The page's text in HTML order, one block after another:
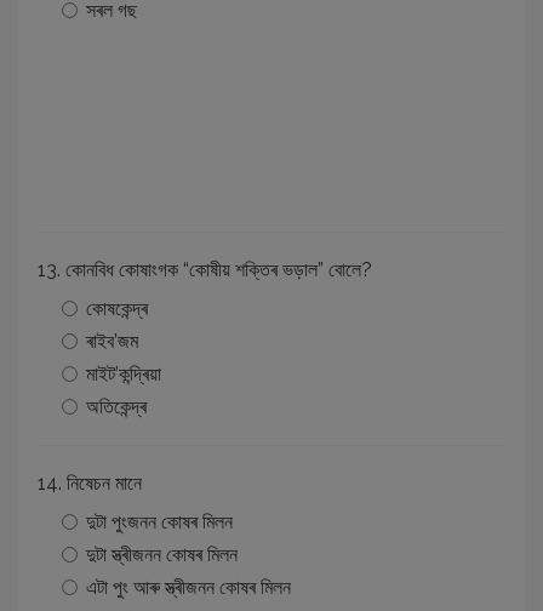
সৰল গছ
13. কোনবিধ কোষাংগক “কোষীয় শক্তিৰ ভড়াল” বোলে?
কোষকেন্দ্ৰ
ৰাইব’জম
মাইট’কন্দ্ৰিয়া
অতিকেন্দ্ৰ
14. নিষেচন মানে
দুটা পুংজনন কোষৰ মিলন
দুটা স্ত্ৰীজনন কোষৰ মিলন
এটা পুং আৰু স্ত্ৰীজনন কোষৰ মিলন